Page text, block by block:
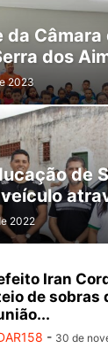
NOTÍCIAS
RECEPTAÇÃO
SERVIÇOS
USURPAÇÃO
VIOLÊNCIA CONTRA
da Câmara
dos
2023
de
2022
Iran
de sobras
- 30 de